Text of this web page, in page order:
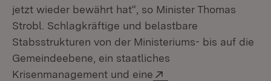
jetzt wieder bewährt hat“, so Minister Thomas
Strobl. Schlagkräftige und belastbare
Stabsstrukturen von der Ministeriums- bis auf die
Gemeindeebene, ein staatliches
Krisenmanagement und eine